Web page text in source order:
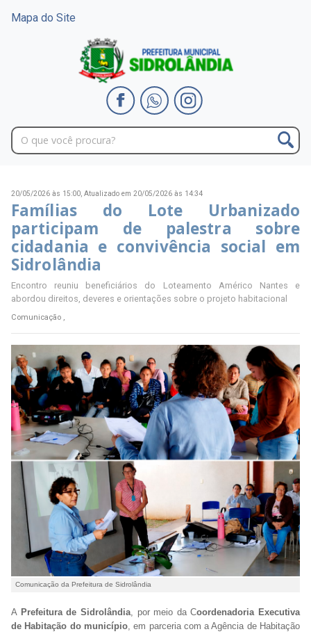
Mapa do Site
20/05/2026 às 15:00, Atualizado em 20/05/2026 às 14:34
Famílias do Lote Urbanizado
participam de palestra sobre
cidadania e convivência social em
Sidrolândia
Encontro reuniu beneficiários do Loteamento Américo Nantes e
abordou direitos, deveres e orientações sobre o projeto habitacional
Comunicação ,
Comunicação da Prefeitura de Sidrolândia
A Prefeitura de Sidrolândia, por meio da Coordenadoria Executiva
de Habitação do município, em parceria com a Agência de Habitação